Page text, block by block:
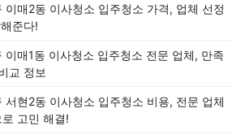
이매2동 이사청소 입주청소 가격, 업체 선정
준다!
이매1동 이사청소 입주청소 전문 업체, 만족
교 정보
서현2동 이사청소 입주청소 비용, 전문 업체
고민 해결!